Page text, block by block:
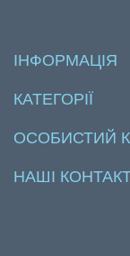
ІНФОРМАЦІЯ
КАТЕГОРІЇ
ОСОБИСТИЙ
НАШІ